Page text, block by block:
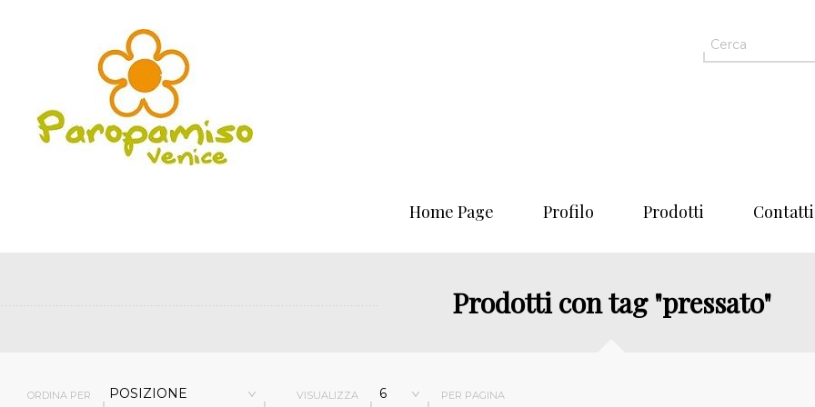
Home Page Profilo Prodotti Contatti
Prodotti con tag "pressato"
ORDINA PER POSIZIONE VISUALIZZA 6 PER PAGINA